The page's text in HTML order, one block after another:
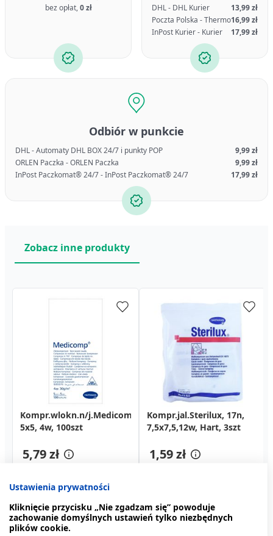
bez opłat,0 zł
DHL - DHL Kurier
13,99 zł
Poczta Polska - Thermo16,99 zł
InPost Kurier - Kurier
17,99 zł
Odbiór w punkcie
DHL - Automaty DHL BOX 24/7 i punkty POP
9,99 zł
ORLEN Paczka - ORLEN Paczka
9,99 zł
InPost Paczkomat® 24/7 - InPost Paczkomat® 24/7
17,99 zł
Zobacz inne produkty
Kompr.wlokn.n/j.Medicomp,
5x5, 4w, 100szt
5,79 zł
Kompr.jal.Sterilux, 17n,
7,5x7,5,12w, Hart, 3szt
1,59 zł
Ustawienia prywatności
Kliknięcie przycisku „Nie zgadzam się” powoduje
zachowanie domyślnych ustawień tylko niezbędnych
plików cookie.